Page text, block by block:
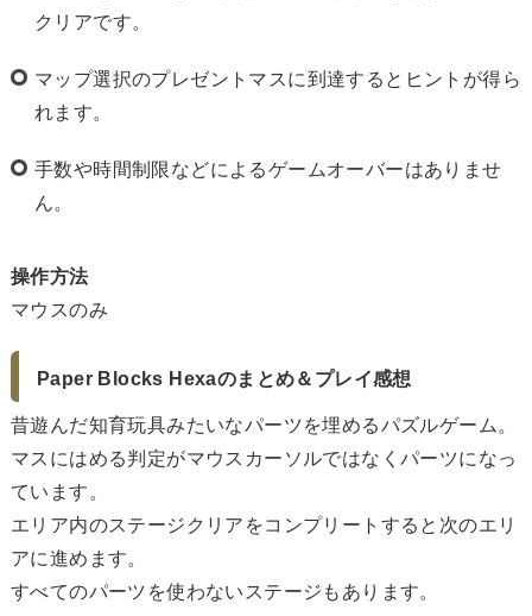
クリアです。
マップ選択のプレゼントマスに到達するとヒントが得ら
れます。
手数や時間制限などによるゲームオーバーはありませ
ん。
操作方法
マウスのみ
Paper Blocks Hexaのまとめ＆プレイ感想
昔遊んだ知育玩具みたいなパーツを埋めるパズルゲーム。
マスにはめる判定がマウスカーソルではなくパーツになっ
ています。
エリア内のステージクリアをコンプリートすると次のエリ
アに進めます。
すべてのパーツを使わないステージもあります。